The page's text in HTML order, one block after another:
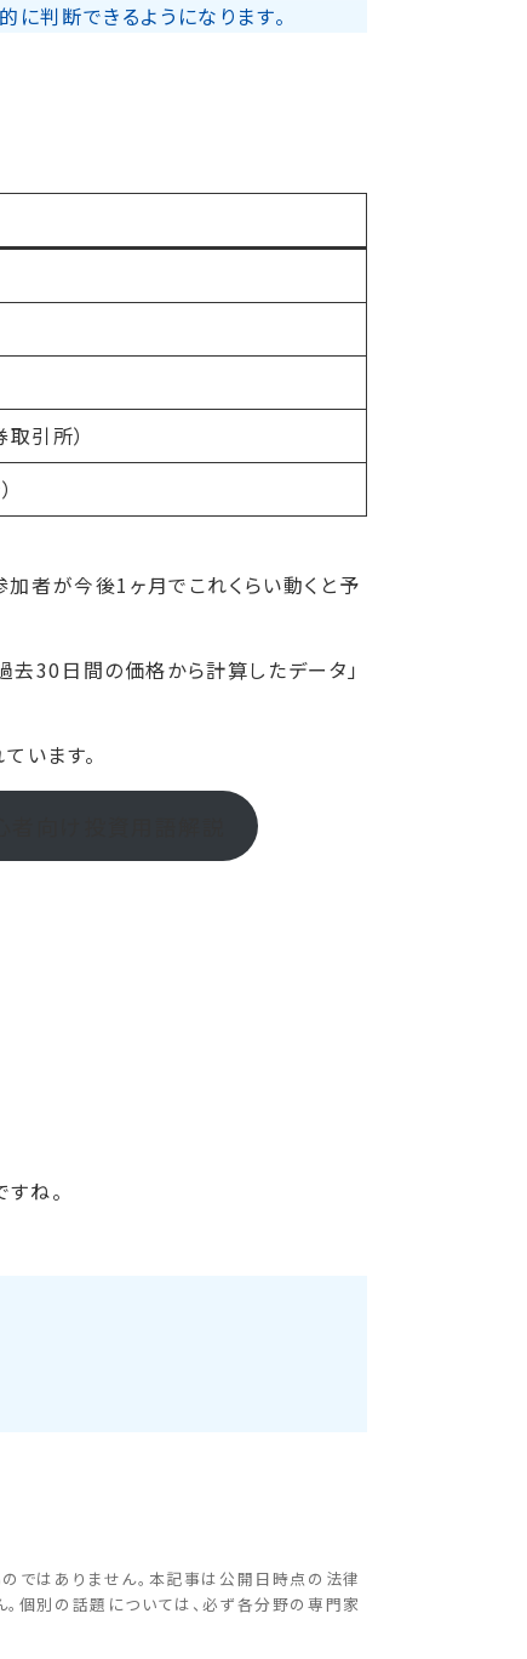
判断できるようになります。
引所）
加者が今後1ヶ月でこれくらい動くと予
去30日間の価格から計算したデータ」
います。
ね。
ではありません。本記事は公開日時点の法律
個別の話題については、必ず各分野の専門家